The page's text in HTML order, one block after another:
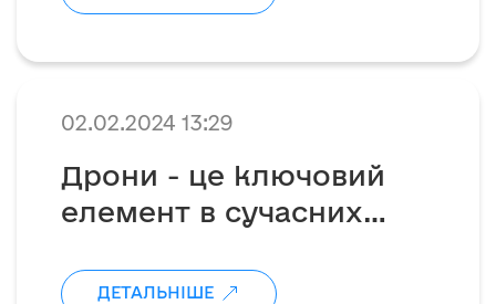
02.02.2024 13:29
Дрони - це ключовий
елемент в сучасних
ДЕТАЛЬНІШЕ